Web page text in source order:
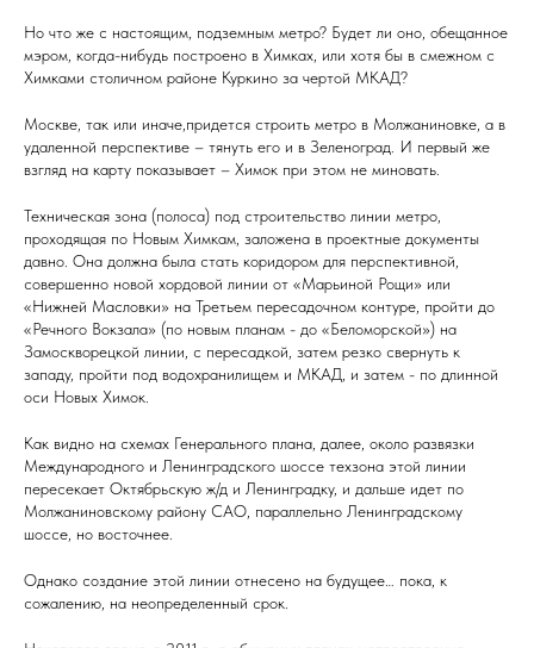
Но что же с настоящим, подземным метро? Будет ли оно, обещанное
мэром, когда-нибудь построено в Химках, или хотя бы в смежном с
Химками столичном районе Куркино за чертой МКАД?
Москве, так или иначе,придется строить метро в Молжаниновке, а в
удаленной перспективе – тянуть его и в Зеленоград. И первый же
взгляд на карту показывает – Химок при этом не миновать.
Техническая зона (полоса) под строительство линии метро,
проходящая по Новым Химкам, заложена в проектные документы
давно. Она должна была стать коридором для перспективной,
совершенно новой хордовой линии от «Марьиной Рощи» или
«Нижней Масловки» на Третьем пересадочном контуре, пройти до
«Речного Вокзала» (по новым планам - до «Беломорской») на
Замоскворецкой линии, с пересадкой, затем резко свернуть к
западу, пройти под водохранилищем и МКАД, и затем - по длинной
оси Новых Химок.
Как видно на схемах Генерального плана, далее, около развязки
Международного и Ленинградского шоссе техзона этой линии
пересекает Октябрьскую ж/д и Ленинградку, и дальше идет по
Молжаниновскому району САО, параллельно Ленинградскому
шоссе, но восточнее.
Однако создание этой линии отнесено на будущее… пока, к
сожалению, на неопределенный срок.